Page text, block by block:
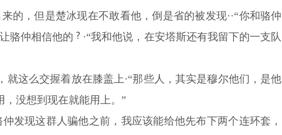
的，但是楚冰现在不敢看他，倒是省的被发现··“你和骆仲
骆仲相信他的
·“我和他说，在安塔斯还有我留下的一支队
这么交握着放在膝盖上·“那些人，其实是穆尔他们，是他
没想到现在就能用上。”
发现这群人骗他之前，我应该能给他先布下两个连环套，